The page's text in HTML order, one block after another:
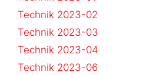
Technik 2023-02
Technik 2023-03
Technik 2023-04
Technik 2023-06